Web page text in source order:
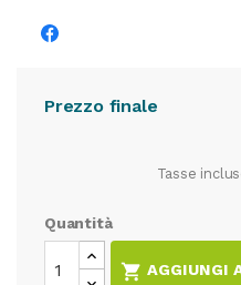
Prezzo finale
Tasse
Quantità
 AGGIUNGI